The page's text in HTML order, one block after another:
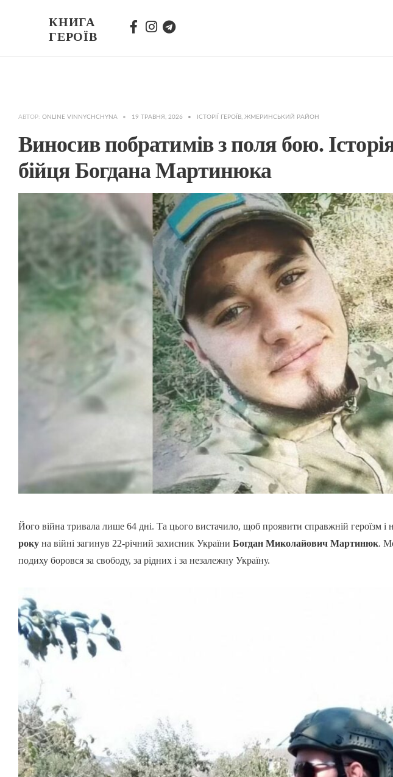
КНИГА
ГЕРОЇВ
АВТОР: ONLINE VINNYCHCHYNA • 19 ТРАВНЯ, 2026 • ІСТОРІЇ ГЕРОЇВ, ЖМЕРИНСЬКИЙ РАЙОН
Виносив побратимів з поля бою.
бійця Богдана Мартинюка
Його війна тривала лише 64 дні. Та цього вистачило, щоб проявити справжній героїзм і
року на війні загинув 22-річний захисник України Богдан Миколайович Мартинюк.
подиху боровся за свободу, за рідних і за незалежну Україну.